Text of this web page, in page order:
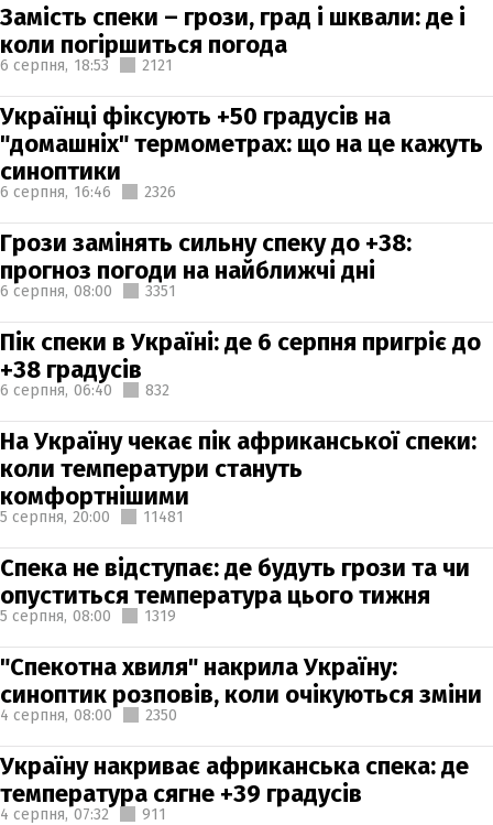
Замість спеки – грози, град і шквали: де і
коли погіршиться погода
6 серпня, 18:53 2121
Українці фіксують +50 градусів на
"домашніх" термометрах: що на це кажуть
синоптики
6 серпня, 16:46 2326
Грози замінять сильну спеку до +38:
прогноз погоди на найближчі дні
6 серпня, 08:00 3351
Пік спеки в Україні: де 6 серпня пригріє до
+38 градусів
6 серпня, 06:40 832
На Україну чекає пік африканської спеки:
коли температури стануть
комфортнішими
5 серпня, 20:00 11481
Спека не відступає: де будуть грози та чи
опуститься температура цього тижня
5 серпня, 08:00 1319
"Спекотна хвиля" накрила Україну:
синоптик розповів, коли очікуються зміни
4 серпня, 08:00 2350
Україну накриває африканська спека: де
температура сягне +39 градусів
4 серпня, 07:32 911